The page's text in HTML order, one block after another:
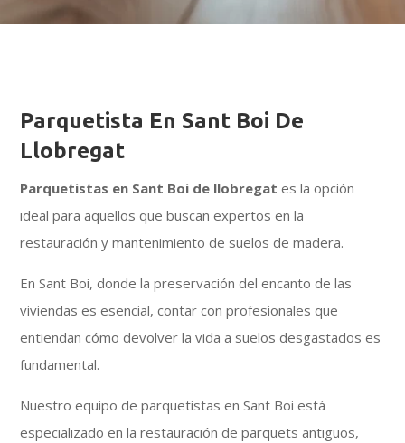
Parquetista En Sant Boi De
Llobregat
Parquetistas en Sant Boi de llobregat es la opción
ideal para aquellos que buscan expertos en la
restauración y mantenimiento de suelos de madera.
En Sant Boi, donde la preservación del encanto de las
viviendas es esencial, contar con profesionales que
entiendan cómo devolver la vida a suelos desgastados es
fundamental.
Nuestro equipo de parquetistas en Sant Boi está
especializado en la restauración de parquets antiguos,